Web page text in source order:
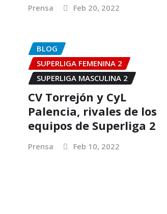
Prensa Feb 20, 2022
BLOG
SUPERLIGA FEMENINA 2
SUPERLIGA MASCULINA 2
CV Torrejón y CyL
Palencia, rivales de los
equipos de Superliga 2
Prensa Feb 10, 2022